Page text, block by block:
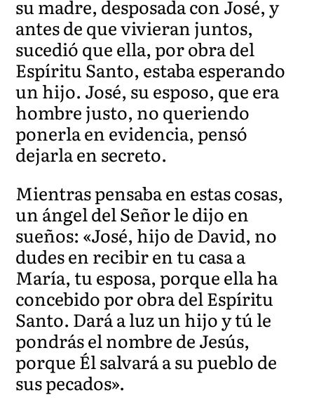
su madre, desposada con José, y
antes de que vivieran juntos,
sucedió que ella, por obra del
Espíritu Santo, estaba esperando
un hijo. José, su esposo, que era
hombre justo, no queriendo
ponerla en evidencia, pensó
dejarla en secreto.
Mientras pensaba en estas cosas,
un ángel del Señor le dijo en
sueños: «José, hijo de David, no
dudes en recibir en tu casa a
María, tu esposa, porque ella ha
concebido por obra del Espíritu
Santo. Dará a luz un hijo y tú le
pondrás el nombre de Jesús,
porque Él salvará a su pueblo de
sus pecados».